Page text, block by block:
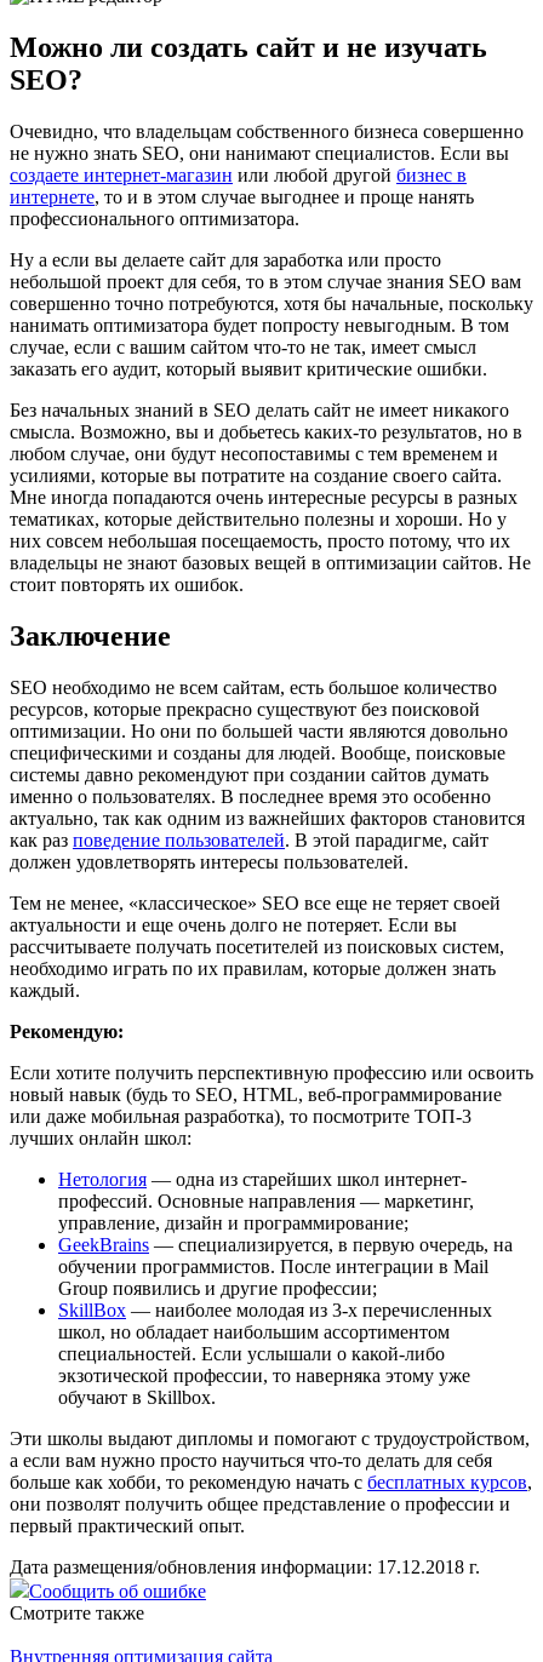
Можно ли создать сайт и не изучать
SEO?
Очевидно, что владельцам собственного бизнеса совершенно
не нужно знать SEO, они нанимают специалистов. Если вы
создаете интернет-магазин или любой другой бизнес в
интернете, то и в этом случае выгоднее и проще нанять
профессионального оптимизатора.
Ну а если вы делаете сайт для заработка или просто
небольшой проект для себя, то в этом случае знания SEO вам
совершенно точно потребуются, хотя бы начальные, поскольку
нанимать оптимизатора будет попросту невыгодным. В том
случае, если с вашим сайтом что-то не так, имеет смысл
заказать его аудит, который выявит критические ошибки.
Без начальных знаний в SEO делать сайт не имеет никакого
смысла. Возможно, вы и добьетесь каких-то результатов, но в
любом случае, они будут несопоставимы с тем временем и
усилиями, которые вы потратите на создание своего сайта.
Мне иногда попадаются очень интересные ресурсы в разных
тематиках, которые действительно полезны и хороши. Но у
них совсем небольшая посещаемость, просто потому, что их
владельцы не знают базовых вещей в оптимизации сайтов. Не
стоит повторять их ошибок.
Заключение
SEO необходимо не всем сайтам, есть большое количество
ресурсов, которые прекрасно существуют без поисковой
оптимизации. Но они по большей части являются довольно
специфическими и созданы для людей. Вообще, поисковые
системы давно рекомендуют при создании сайтов думать
именно о пользователях. В последнее время это особенно
актуально, так как одним из важнейших факторов становится
как раз поведение пользователей. В этой парадигме, сайт
должен удовлетворять интересы пользователей.
Тем не менее, «классическое» SEO все еще не теряет своей
актуальности и еще очень долго не потеряет. Если вы
рассчитываете получать посетителей из поисковых систем,
необходимо играть по их правилам, которые должен знать
каждый.
Рекомендую:
Если хотите получить перспективную профессию или освоить
новый навык (будь то SEO, HTML, веб-программирование
или даже мобильная разработка), то посмотрите ТОП-3
лучших онлайн школ:
Нетология — одна из старейших школ интернет-
профессий. Основные направления — маркетинг,
управление, дизайн и программирование;
GeekBrains — специализируется, в первую очередь, на
обучении программистов. После интеграции в Mail
Group появились и другие профессии;
SkillBox — наиболее молодая из 3-х перечисленных
школ, но обладает наибольшим ассортиментом
специальностей. Если услышали о какой-либо
экзотической профессии, то наверняка этому уже
обучают в Skillbox.
Эти школы выдают дипломы и помогают с трудоустройством,
а если вам нужно просто научиться что-то делать для себя
больше как хобби, то рекомендую начать с бесплатных курсов,
они позволят получить общее представление о профессии и
первый практический опыт.
Дата размещения/обновления информации: 17.12.2018 г.
Сообщить об ошибке
Смотрите также
Внутренняя оптимизация сайта